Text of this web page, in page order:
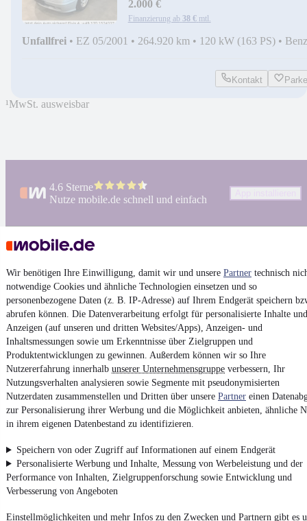
Wir benötigen Ihre Einwilligung, damit wir und unsere Partner technisch
notwendige Cookies und ähnliche Technologien einsetzen und so
personenbezogene Daten (z. B. IP-Adresse) auf Ihrem Endgerät speichern
abrufen können. Die Datenverarbeitung erfolgt für personalisierte Inhalte und
Anzeigen (auf unseren und dritten Websites/Apps), Anzeigen- und
Inhaltsmessungen sowie um Erkenntnisse über Zielgruppen und
Produktentwicklungen zu gewinnen. Außerdem können wir so Ihre
Nutzererfahrung innerhalb unserer Unternehmensgruppe verbessern, Ihr
Nutzungsverhalten analysieren sowie Segmente mit pseudonymisierten
Nutzerdaten zusammenstellen und Dritten über unsere Partner einen
zur Personalisierung ihrer Werbung und die Möglichkeit anbieten, ähnliche
in ihrem eigenen Datenbestand zu identifizieren.
Speichern von oder Zugriff auf Informationen auf einem Endgerät
Personalisierte Werbung und Inhalte, Messung von Werbeleistung und der
Performance von Inhalten, Zielgruppenforschung sowie Entwicklung und
Verbesserung von Angeboten
Einstellmöglichkeiten und mehr Infos zu den Zwecken und Partnern gibt es
2.000 €
Finanzierung ab 38 € mtl.
Unfallfrei • EZ 05/2001 • 264.920 km • 120 kW (163 PS) •
Kontakt
¹MwSt. ausweisbar
4.6 Sterne
Nutze mobile.de schnell und einfach
Impressum
AGB
Vertrag widerrufen
Datenschutz
Datenschutzeinstellungen
Erklärung zur Barrierefreiheit
Report Security Vulnerability (English)
Powered by
Weitere Fahrzeuge gibt es auf mobile.de, dem Marktplatz für
Autosund Motorräder